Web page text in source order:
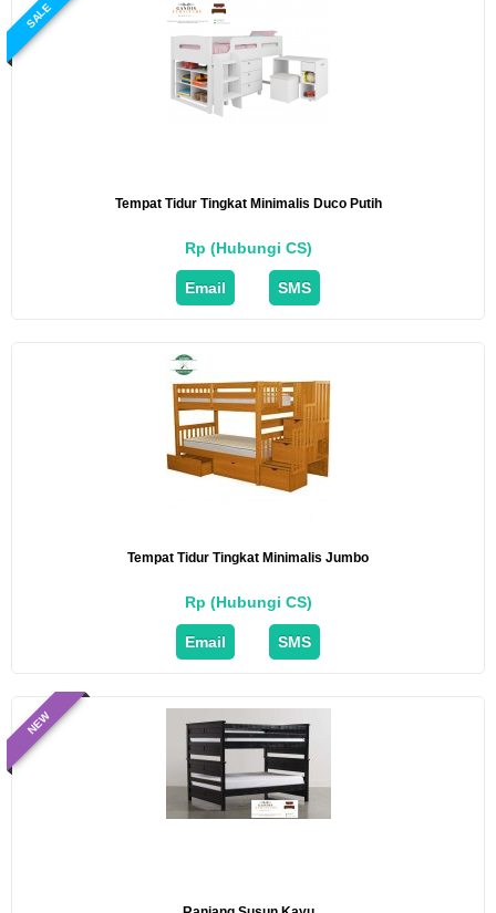
SALE
Tempat Tidur Tingkat Minimalis Duco Putih
Rp (Hubungi CS)
Email SMS
Tempat Tidur Tingkat Minimalis Jumbo
Rp (Hubungi CS)
Email SMS
NEW